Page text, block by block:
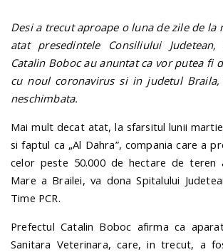
Desi a trecut aproape o luna de zile de la
atat presedintele Consiliului
Catalin Boboc au anuntat ca vor putea fi
cu noul coronavirus si in judetul
neschimbata.
Mai mult decat atat, la sfarsitul lunii
si faptul ca „Al Dahra”, compania care a
celor peste 50.000 de hectare de teren
Mare a Brailei, va dona Spitalului
Time PCR.
Prefectul Catalin Boboc afirma ca
Sanitara Veterinara, care, in trecut, a